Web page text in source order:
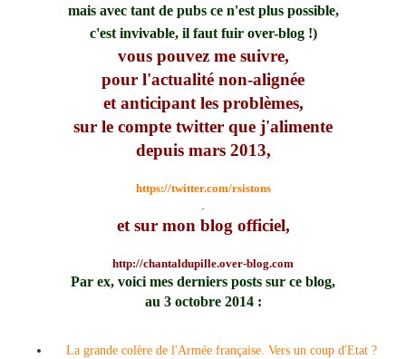
mais avec tant de pubs ce n'est plus possible,
c'est invivable, il faut fuir over-blog !)
vous pouvez me suivre,
pour l'actualité non-alignée
et anticipant les problèmes,
sur le compte twitter que j'alimente
depuis mars 2013,
https://twitter.com/rsistons
.
et sur mon blog officiel,
http://chantaldupille.over-blog.com
Par ex, voici mes derniers posts sur ce blog,
au 3 octobre 2014 :
La grande colère de l'Armée française. Vers un coup d'Etat ?